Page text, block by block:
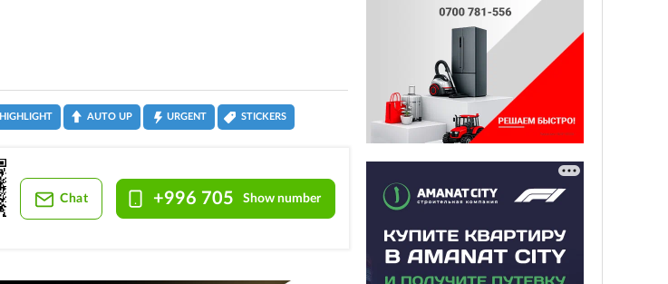
HIGHLIGHT AUTO UP URGENT STICKERS
Chat +996 705 Show number